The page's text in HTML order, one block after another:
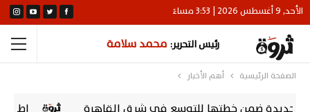
الأحد, 9 أغسطس 2026 | 3:53 مساءً
رئيس التحرير: محمد سلامة
الصفحة الرئيسية أهم الأخبار